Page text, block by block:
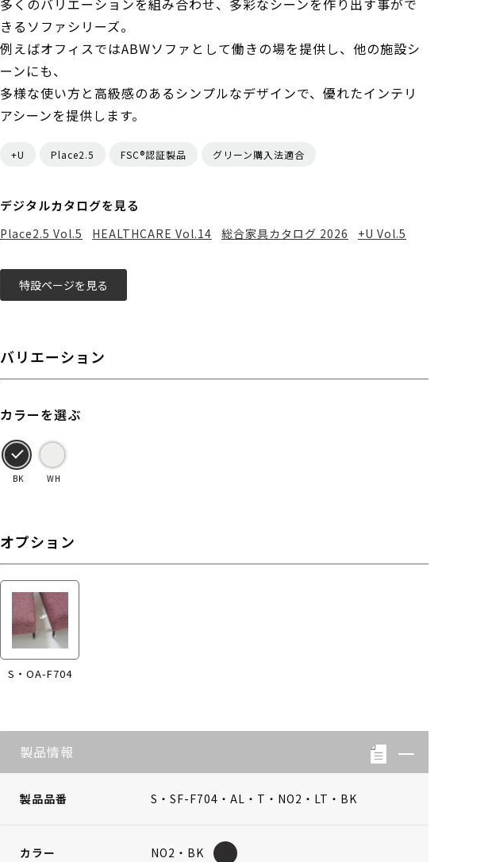
多くのバリエーションを組み合わせ、多彩なシーンを作り出す事がで
きるソファシリーズ。
例えばオフィスではABWソファとして働きの場を提供し、他の施設シ
ーンにも、
多様な使い方と高級感のあるシンプルなデザインで、優れたインテリ
アシーンを提供します。
+U Place2.5 FSC®認証製品 グリーン購入法適合
デジタルカタログを見る
Place2.5 Vol.5 HEALTHCARE Vol.14 総合家具カタログ 2026 +U Vol.5
特設ページを見る
バリエーション
カラーを選ぶ
BK WH
オプション
S・OA-F704
製品情報
製品品番 S・SF-F704・AL・T・NO2・LT・BK
カラー NO2・BK